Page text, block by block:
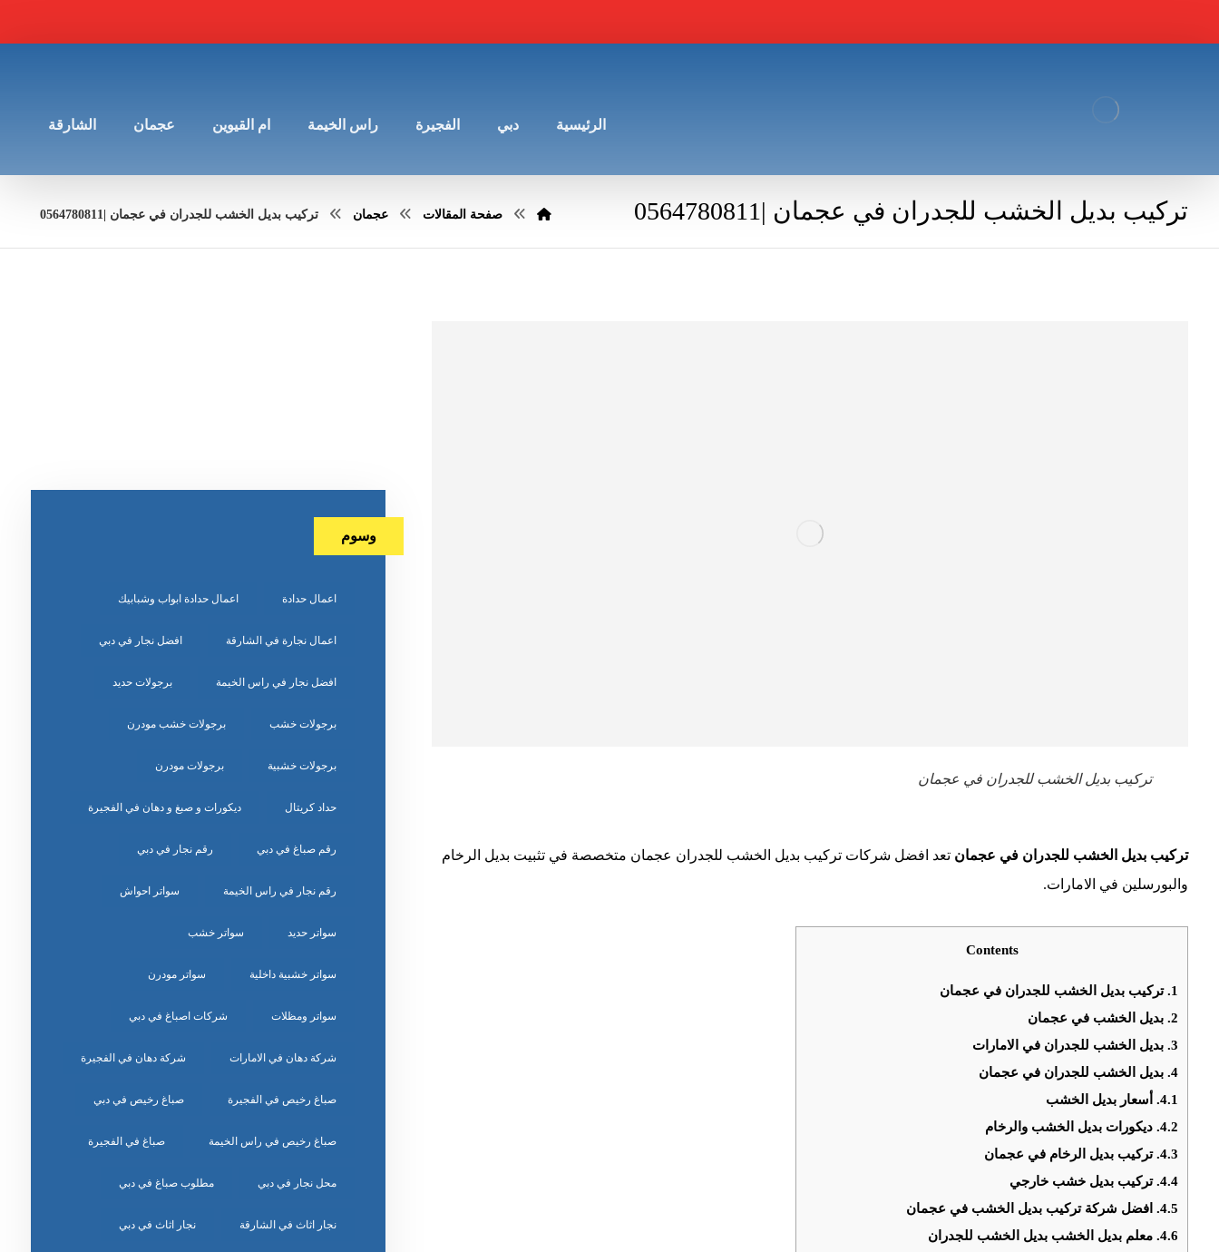
الرئيسية دبي الفجيرة راس الخيمة ام القيوين عجمان الشارقة
تركيب بديل الخشب للجدران في عجمان |0564780811 صفحة المقالات عجمان تركيب بديل الخشب للجدران في عجمان |0564780811
تركيب بديل الخشب للجدران في عجمان
تركيب بديل الخشب للجدران في عجمان تعد افضل شركات تركيب بديل الخشب للجدران عجمان متخصصة في تثبيت بديل الرخام
والبورسلين في الامارات.
Contents
1. تركيب بديل الخشب للجدران في عجمان
2. بديل الخشب في عجمان
3. بديل الخشب للجدران في الامارات
4. بديل الخشب للجدران في عجمان
4.1. أسعار بديل الخشب
4.2. ديكورات بديل الخشب والرخام
4.3. تركيب بديل الرخام في عجمان
4.4. تركيب بديل خشب خارجي
4.5. افضل شركة تركيب بديل الخشب في عجمان
4.6. معلم بديل الخشب بديل الخشب للجدران
وسوم
اعمال حدادة اعمال حدادة ابواب وشبابيك
اعمال نجارة في الشارقة افضل نجار في دبي
افضل نجار في راس الخيمة برجولات حديد
برجولات خشب برجولات خشب مودرن
برجولات خشبية برجولات مودرن
حداد كريتال ديكورات و صبغ و دهان في الفجيرة
رقم صباغ في دبي رقم نجار في دبي
رقم نجار في راس الخيمة سواتر احواش
سواتر حديد سواتر خشب
سواتر خشبية داخلية سواتر مودرن
سواتر ومظلات شركات اصباغ في دبي
شركة دهان في الامارات شركة دهان في الفجيرة
صباغ رخيص في الفجيرة صباغ رخيص في دبي
صباغ رخيص في راس الخيمة صباغ في الفجيرة
محل نجار في دبي مطلوب صباغ في دبي
نجار اثاث في الشارقة نجار اثاث في دبي